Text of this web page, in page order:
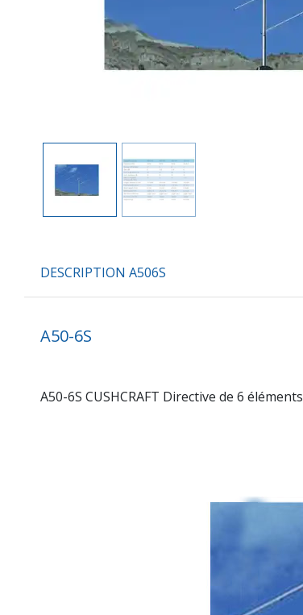
DESCRIPTION A506S
A50-6S
A50-6S CUSHCRAFT Directive de 6